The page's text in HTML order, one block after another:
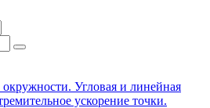
Угловая и линейная
ускорение точки.